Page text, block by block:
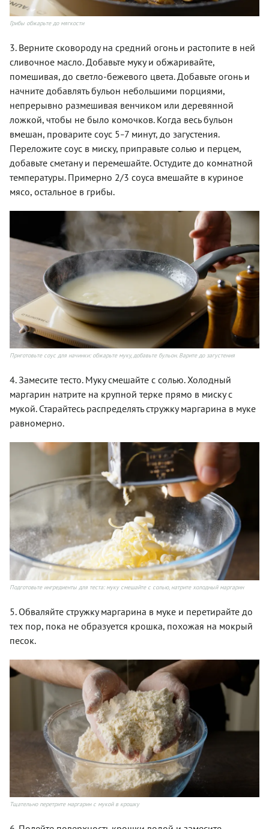
Грибы обжарьте до мягкости
3. Верните сковороду на средний огонь и растопите в ней
сливочное масло. Добавьте муку и обжаривайте,
помешивая, до светло-бежевого цвета. Добавьте огонь и
начните добавлять бульон небольшими порциями,
непрерывно размешивая венчиком или деревянной
ложкой, чтобы не было комочков. Когда весь бульон
вмешан, проварите соус 5–7 минут, до загустения.
Переложите соус в миску, приправьте солью и перцем,
добавьте сметану и перемешайте. Остудите до комнатной
температуры. Примерно 2/3 соуса вмешайте в куриное
мясо, остальное в грибы.
Приготовьте соус для начинки: обжарьте муку, добавьте бульон. Варите до загустения
4. Замесите тесто. Муку смешайте с солью. Холодный
маргарин натрите на крупной терке прямо в миску с
мукой. Старайтесь распределять стружку маргарина в муке
равномерно.
Подготовьте ингредиенты для теста: муку смешайте с солью, натрите холодный маргарин
5. Обваляйте стружку маргарина в муке и перетирайте до
тех пор, пока не образуется крошка, похожая на мокрый
песок.
Тщательно перетрите маргарин с мукой в крошку